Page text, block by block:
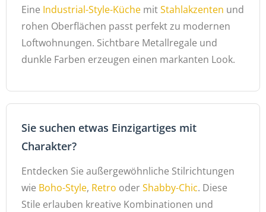
Eine Industrial-Style-Küche mitStahlakzenten und
rohen Oberflächen passt perfekt zu modernen
Loftwohnungen. Sichtbare Metallregale und
dunkle Farben erzeugen einen markanten Look.
Sie suchen etwas Einzigartiges mit
Charakter?
Entdecken Sie außergewöhnliche Stilrichtungen
wie Boho-Style, Retro oderShabby-Chic. Diese
Stile erlauben kreative Kombinationen und